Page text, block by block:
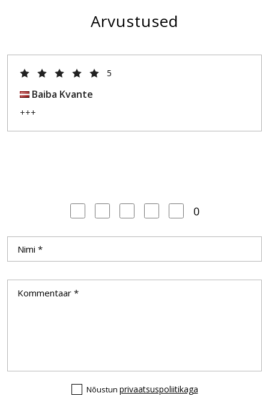
Arvustused
5
Baiba Kvante
+++
0
Nõustun privaatsuspoliitikaga